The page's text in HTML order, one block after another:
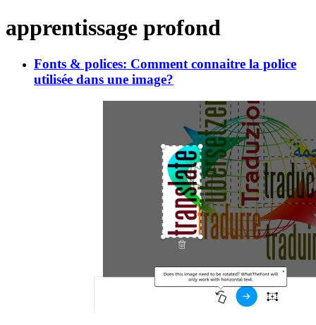
apprentissage profond
Fonts & polices: Comment connaitre la police
utilisée dans une image?